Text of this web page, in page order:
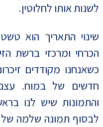
לשנות אותו לחלוטין.
שינוי התאריך הוא
כשאנחנו מקודדים
חדשים של במוח.
והתמונות שיש לנו
לבסוף תמונה שלמה של